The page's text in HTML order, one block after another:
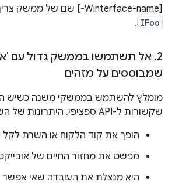
‫[‎-Winterface-name] שם של ממשק צריך להתחיל ב-
IFoo
.
2
. אל תשתמשו בממשק גדול עם
שמבוססים על מזהים
מומלץ להשתמש בממשקי משנה כשיש
שקשורות ל-API ספציפי. היתרונות של השימוש ב-API הזה:
הופך את קוד הלקוח או השרת לקל
מפשט את מחזור החיים של
היא מנצלת את העובדה שאי אפשר